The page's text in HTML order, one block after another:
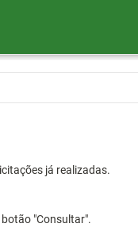
já realizadas.
"Consultar".